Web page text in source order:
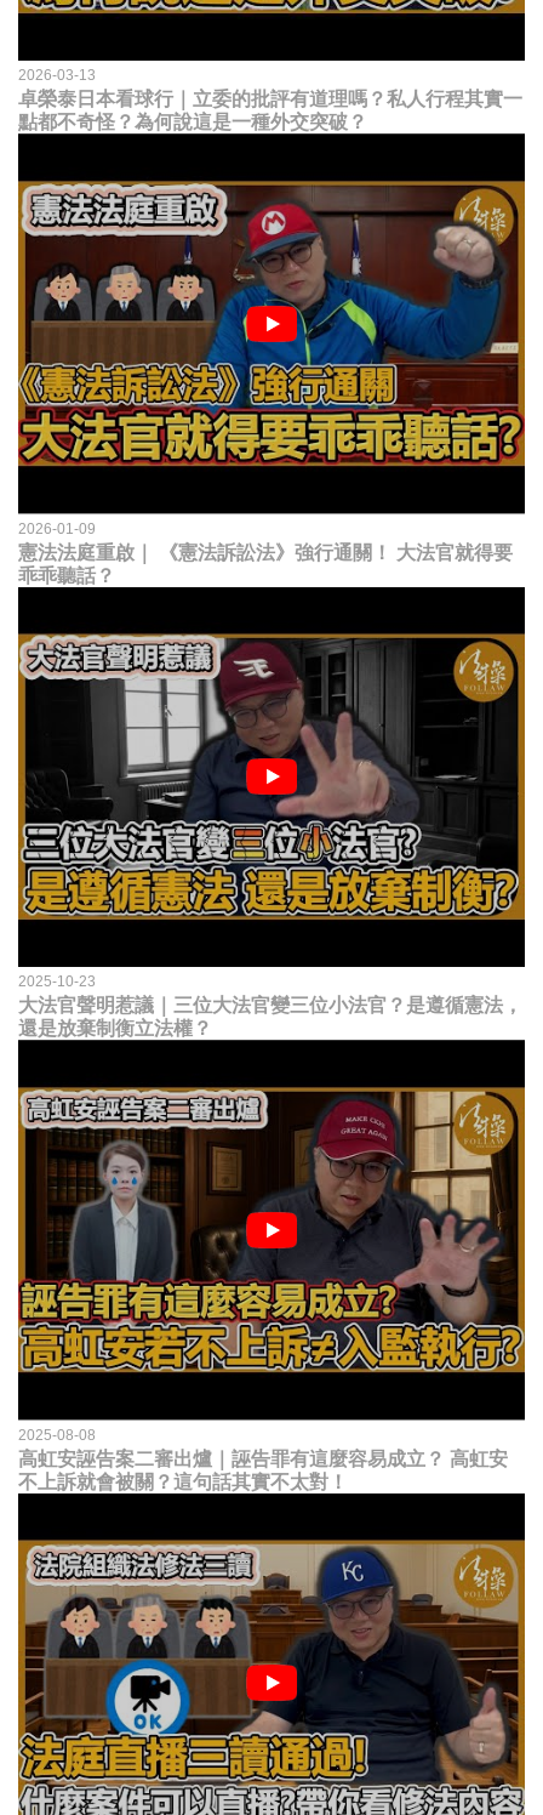
2026-03-13
卓榮泰日本看球行｜立委的批評有道理嗎？私人行程其實一
點都不奇怪？為何說這是一種外交突破？
2026-01-09
憲法法庭重啟｜ 《憲法訴訟法》強行通關！ 大法官就得要
乖乖聽話？
2025-10-23
大法官聲明惹議｜三位大法官變三位小法官？是遵循憲法，
還是放棄制衡立法權？
2025-08-08
高虹安誣告案二審出爐｜誣告罪有這麼容易成立？ 高虹安
不上訴就會被關？這句話其實不太對！